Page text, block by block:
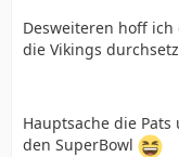
Desweiteren hoff
die Vikings
Hauptsache die
den SuperBowl